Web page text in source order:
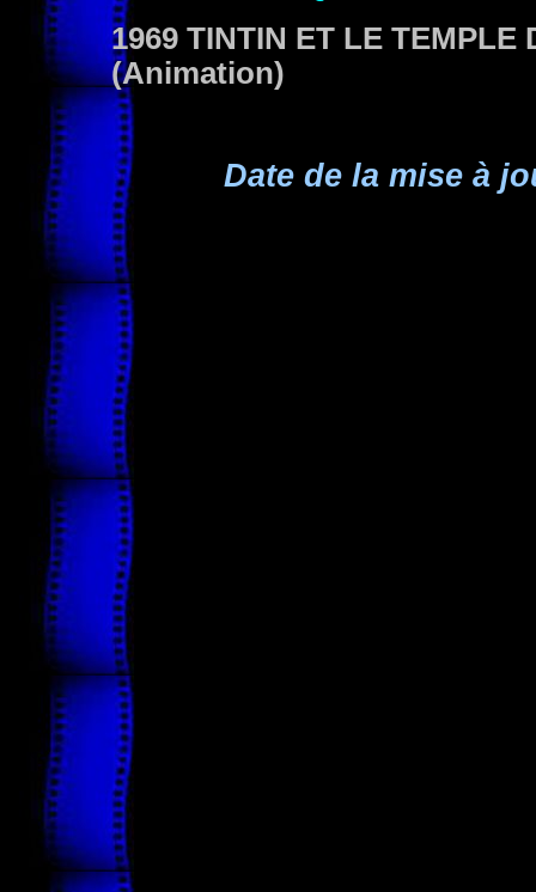
1969 TINTIN ET LE TEMPLE
(Animation)
Date de la mise à